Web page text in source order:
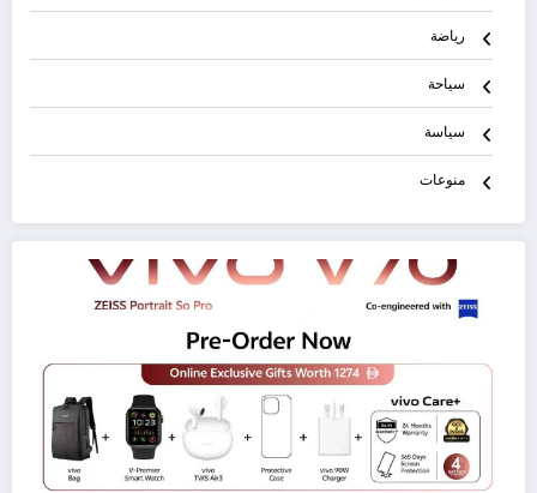
رياضة
سياحة
سياسة
منوعات